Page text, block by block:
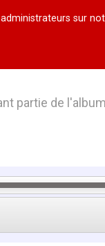
sur
partie de l'album